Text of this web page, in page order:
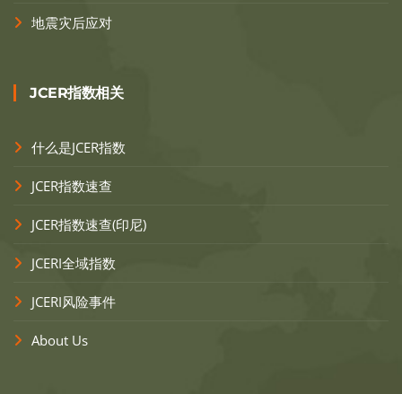
地震灾后应对
JCER指数相关
什么是JCER指数
JCER指数速查
JCER指数速查(印尼)
JCERI全域指数
JCERI风险事件
About Us